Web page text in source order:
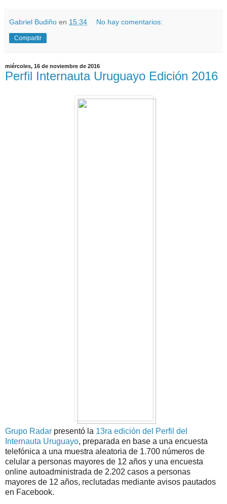
Gabriel Budiño en 15:34 No hay comentarios:
Compartir
miércoles, 16 de noviembre de 2016
Perfil Internauta Uruguayo Edición 2016
Grupo Radar presentó la 13ra edición del Perfil del
Internauta Uruguayo, preparada en base a una encuesta
telefónica a una muestra aleatoria de 1.700 números de
celular a personas mayores de 12 años y una encuesta
online autoadministrada de 2.202 casos a personas
mayores de 12 años, reclutadas mediante avisos pautados
en Facebook.